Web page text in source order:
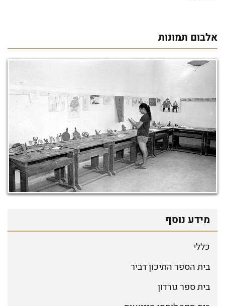
אלבום תמונות
מידע נוסף
כללי
בית הספר התיכון דביר
בית ספר גורדון